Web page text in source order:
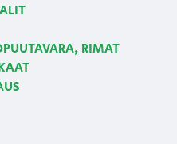
RIMAT